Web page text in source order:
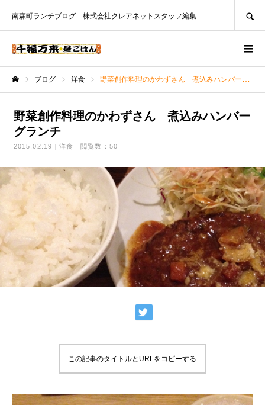
南森町ランチブログ 株式会社クレアネットスタッフ編集
ブログ 洋食 野菜創作料理のかわずさん 煮込みハンバーグランチ
野菜創作料理のかわずさん 煮込みハンバー
グランチ
2015.02.19 洋食 閲覧数：50
この記事のタイトルとURLをコピーする